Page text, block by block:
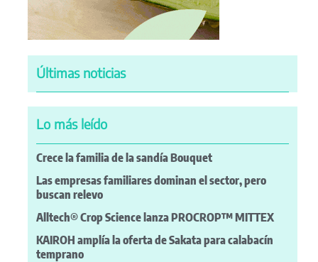
Últimas noticias
Lo más leído
Crece la familia de la sandía Bouquet
Las empresas familiares dominan el sector, pero
buscan relevo
Alltech® Crop Science lanza PROCROP™ MITTEX
KAIROH amplía la oferta de Sakata para calabacín
temprano